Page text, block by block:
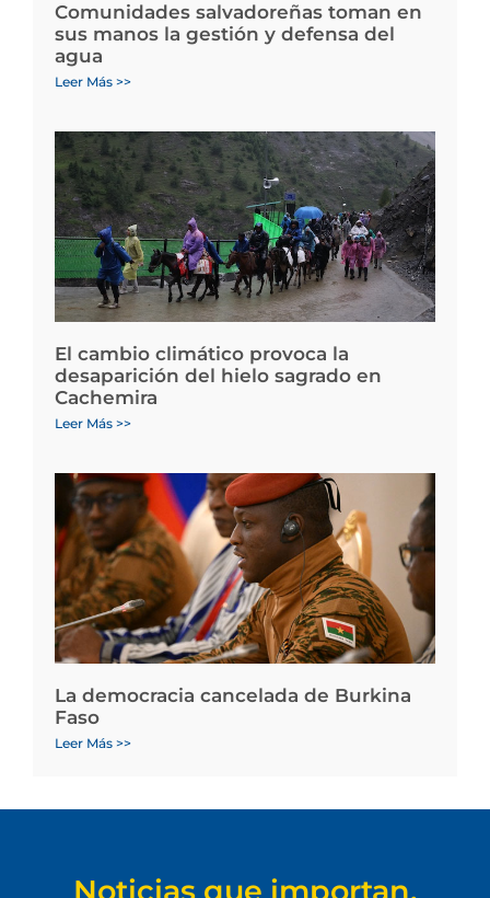
Comunidades salvadoreñas toman en
sus manos la gestión y defensa del
agua
Leer Más >>
El cambio climático provoca la
desaparición del hielo sagrado en
Cachemira
Leer Más >>
La democracia cancelada de Burkina
Faso
Leer Más >>